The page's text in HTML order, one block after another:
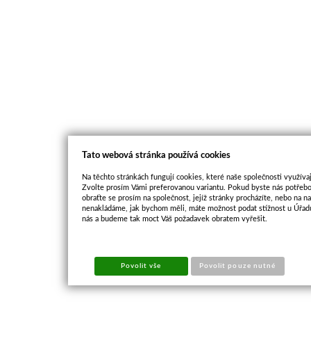
Tato webová stránka používá cookies
Na těchto stránkách fungují cookies, které naše společnosti
Zvolte prosím Vámi preferovanou variantu. Pokud byste nás
obraťte se prosím na společnost, jejíž stránky procházíte, nebo na
nenakládáme, jak bychom měli, máte možnost podat stížnost u
nás a budeme tak moct Váš požadavek obratem vyřešit.
Povolit vše Povolit pouze nutné